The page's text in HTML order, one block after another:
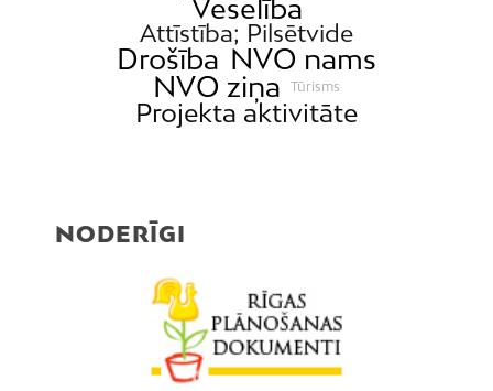
Veselība
Attīstība; Pilsētvide
Drošība NVO nams
NVO ziņa
Tūrisms
Projekta aktivitāte
NODERĪGI